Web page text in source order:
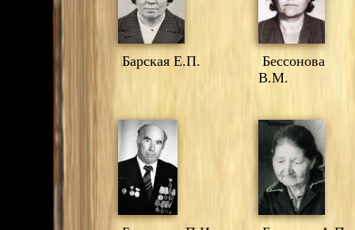
Барская Е.П.
Бессонова
В.М.